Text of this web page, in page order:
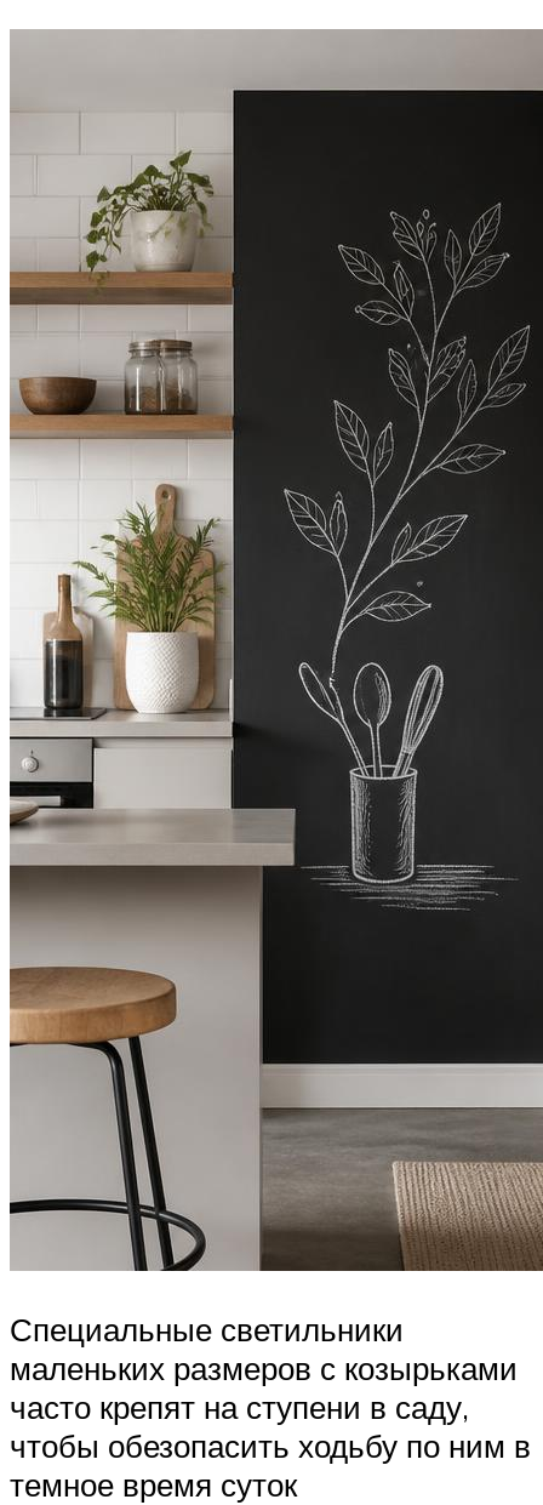
Специальные светильники
маленьких размеров с козырьками
часто крепят на ступени в саду,
чтобы обезопасить ходьбу по ним в
темное время суток